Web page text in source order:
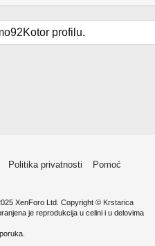
profilu.
Politika privatnosti
Pomoć
XenForo Ltd. Copyright © Krstarica
je reprodukcija u celini i u delovima